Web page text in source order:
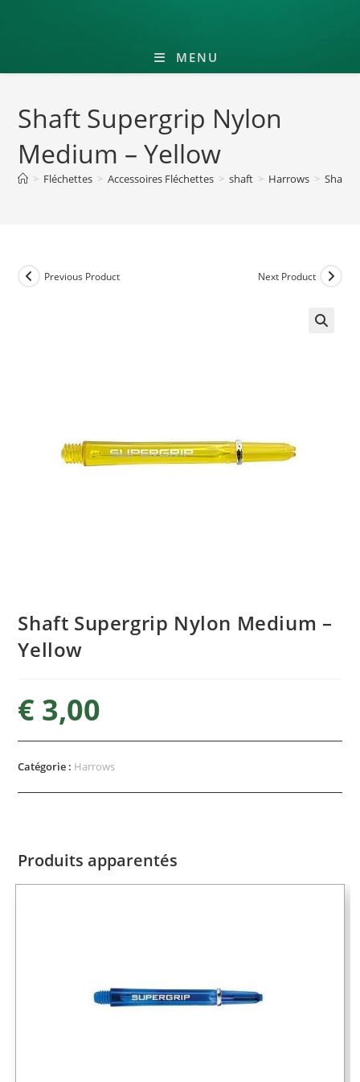
MENU
Shaft Supergrip Nylon
Medium – Yellow
> Fléchettes > Accessoires Fléchettes > shaft > Harrows > Shaft
Previous Product Next Product
Shaft Supergrip Nylon Medium –
Yellow
€ 3,00
Catégorie : Harrows
Produits apparentés